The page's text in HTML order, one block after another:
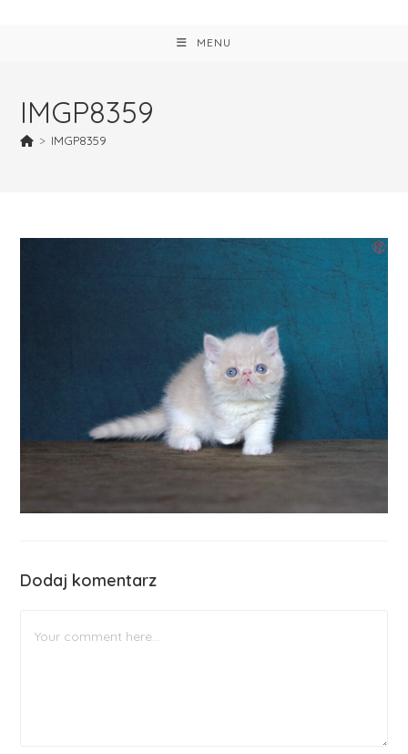
MENU
IMGP8359
> IMGP8359
Dodaj komentarz